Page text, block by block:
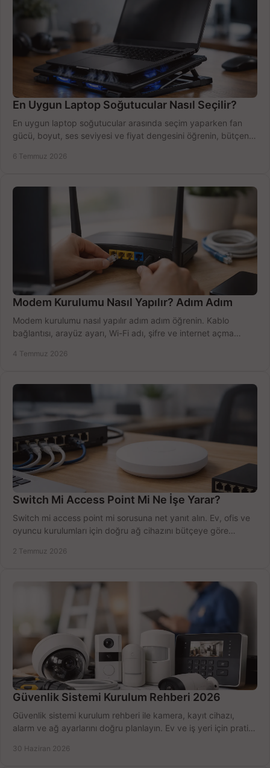
En Uygun Laptop Soğutucular Nasıl Seçilir?
En uygun laptop soğutucular arasında seçim yaparken fan
gücü, boyut, ses seviyesi ve fiyat dengesini öğrenin, bütçenizi
6 Temmuz 2026
Modem Kurulumu Nasıl Yapılır? Adım Adım
Modem kurulumu nasıl yapılır adım adım öğrenin. Kablo
bağlantısı, arayüz ayarı, Wi-Fi adı, şifre ve internet açma
4 Temmuz 2026
Switch Mi Access Point Mi Ne İşe Yarar?
Switch mi access point mi sorusuna net yanıt alın. Ev, ofis ve
oyuncu kurulumları için doğru ağ cihazını bütçeye göre
2 Temmuz 2026
Güvenlik Sistemi Kurulum Rehberi 2026
Güvenlik sistemi kurulum rehberi ile kamera, kayıt cihazı,
alarm ve ağ ayarlarını doğru planlayın. Ev ve iş yeri için pratik
30 Haziran 2026